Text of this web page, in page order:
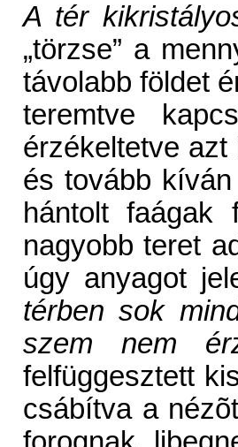
A tér
„törzse” a
távolabb földet
teremtve
érzékeltetve
és tovább
hántolt faágak
nagyobb teret
úgy anyagot
térben sok
szem nem
felfüggesztett
csábítva a